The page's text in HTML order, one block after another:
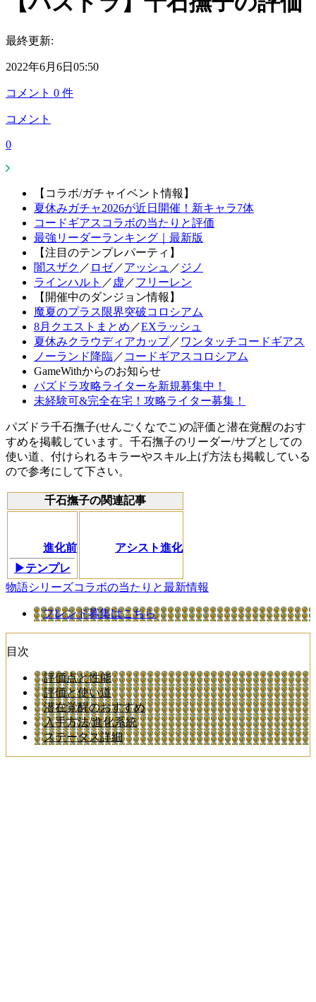
最終更新:
2022年6月6日05:50
コメント 0 件
コメント
0
【コラボ/ガチャイベント情報】
夏休みガチャ2026が近日開催！新キャラ7体
コードギアスコラボの当たりと評価
最強リーダーランキング｜最新版
【注目のテンプレパーティ】
闇スザク ／ ロゼ／アッシュ ／ ジノ
ラインハルト ／ 虚 ／フリーレン
【開催中のダンジョン情報】
魔夏のプラス限界突破コロシアム
8月クエストまとめ ／EXラッシュ
夏休みクラウディアカップ／ ワンタッチコードギアス
ノーランド降臨／ コードギアスコロシアム
GameWithからのお知らせ
パズドラ攻略ライターを新規募集中！
未経験可&完全在宅！攻略ライター募集！
パズドラ千石撫子(せんごくなでこ)の評価と潜在覚醒のおす
すめを掲載しています。千石撫子のリーダー/サブとしての
使い道、付けられるキラーやスキル上げ方法も掲載している
ので参考にして下さい。
千石撫子の関連記事
進化前
▶テンプレ
アシスト進化
物語シリーズコラボの当たりと最新情報
フレンド募集はこちら
目次
評価点と性能
評価と使い道
潜在覚醒のおすすめ
入手方法/進化系統
ステータス詳細